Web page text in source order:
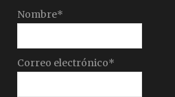
Nombre*
Correo electrónico*